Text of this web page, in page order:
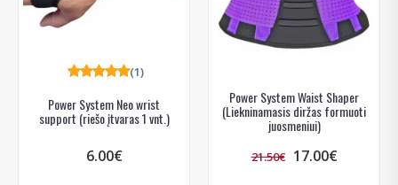
Power System Neo wrist
support (riešo įtvaras 1 vnt.)
(1)
6.00€
Power System Waist Shaper
(Liekninamasis diržas formuoti
juosmeniui)
21.50€ 17.00€